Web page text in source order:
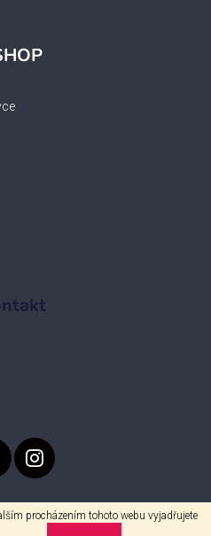
procházením tohoto webu vyjadřujete